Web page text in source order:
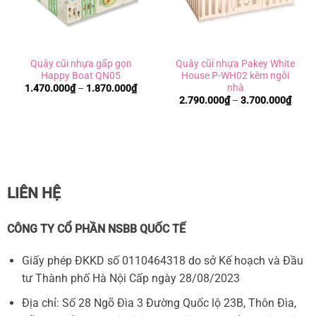
Quây cũi nhựa gấp gọn
Happy Boat QN05
1.470.000₫ – 1.870.000₫Khoảng
giá:
Quây cũi nhựa Pakey White
House P-WH02 kèm ngôi
nhà
2.790.000₫ – 3.700.000₫
giá:
LIÊN HỆ
CÔNG TY CỔ PHẦN NSBB QUỐC TẾ
Giấy phép ĐKKD số 0110464318 do sở Kế hoạch và Đầu
tư Thành phố Hà Nội Cấp ngày 28/08/2023
Địa chỉ: Số 28 Ngõ Đìa 3 Đường Quốc lộ 23B, Thôn Đìa,